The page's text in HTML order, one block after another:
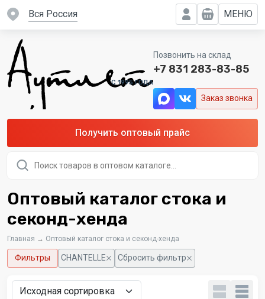
вся Россия МЕНЮ
C 1995 ГОДА
Позвонить на склад
+7 831 283-83-85
Заказ звонка
Получить оптовый прайс
товаров
Оптовый каталог стока и
секонд-хенда
Главная → Оптовый каталог стока и секонд-хенда
Фильтры CHANTELLE Сбросить фильтр